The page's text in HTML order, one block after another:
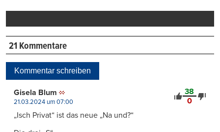
drucken
21 Kommentare
Kommentar schreiben
38
0
Gisela Blum
21.03.2024 um 07:00
„Isch Privat“ ist das neue „Na und?“